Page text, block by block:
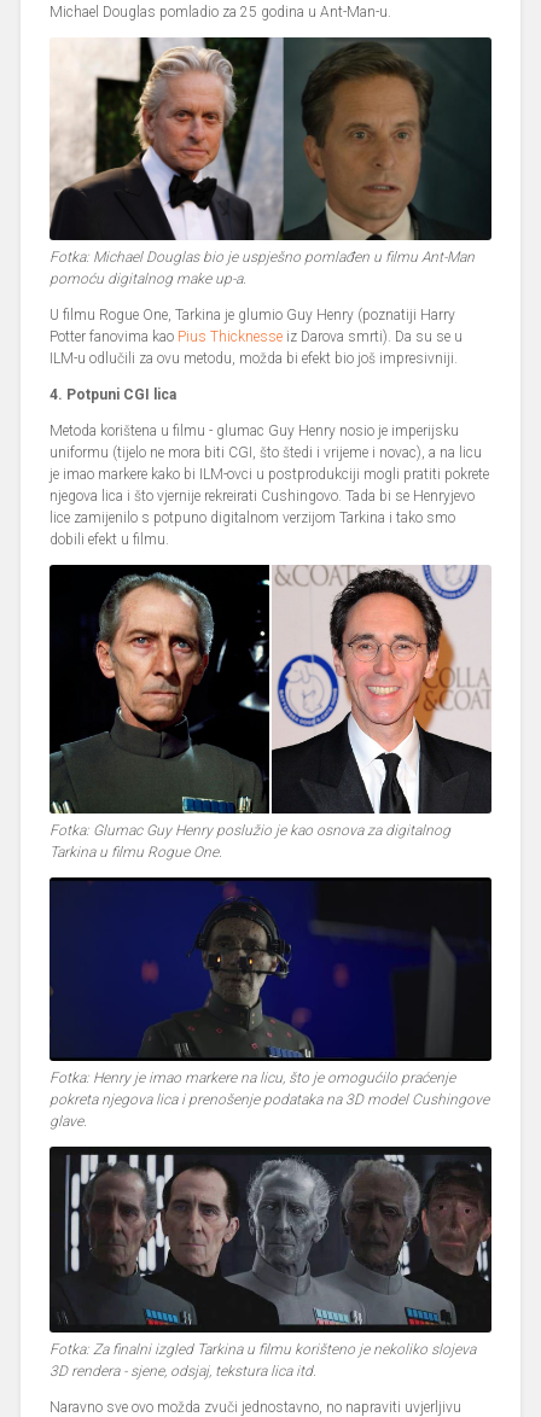
Michael Douglas pomladio za 25 godina u Ant-Man-u.
Fotka: Michael Douglas bio je uspješno pomlađen u filmu Ant-Man
pomoću digitalnog make up-a.
U filmu Rogue One, Tarkina je glumio Guy Henry (poznatiji Harry
Potter fanovima kao Pius Thicknesse iz Darova smrti). Da su se u
ILM-u odlučili za ovu metodu, možda bi efekt bio još impresivniji.
4. Potpuni CGI lica
Metoda korištena u filmu - glumac Guy Henry nosio je imperijsku
uniformu (tijelo ne mora biti CGI, što štedi i vrijeme i novac), a na licu
je imao markere kako bi ILM-ovci u postprodukciji mogli pratiti pokrete
njegova lica i što vjernije rekreirati Cushingovo. Tada bi se Henryjevo
lice zamijenilo s potpuno digitalnom verzijom Tarkina i tako smo
dobili efekt u filmu.
Fotka: Glumac Guy Henry poslužio je kao osnova za digitalnog
Tarkina u filmu Rogue One.
Fotka: Henry je imao markere na licu, što je omogućilo praćenje
pokreta njegova lica i prenošenje podataka na 3D model Cushingove
glave.
Fotka: Za finalni izgled Tarkina u filmu korišteno je nekoliko slojeva
3D rendera - sjene, odsjaj, tekstura lica itd.
Naravno sve ovo možda zvuči jednostavno, no napraviti uvjerljivu